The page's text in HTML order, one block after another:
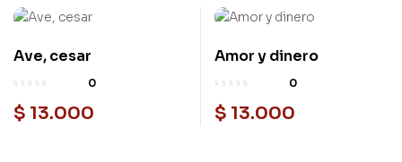
Ave, cesar
0
$ 13.000
Amor y dinero
0
$ 13.000